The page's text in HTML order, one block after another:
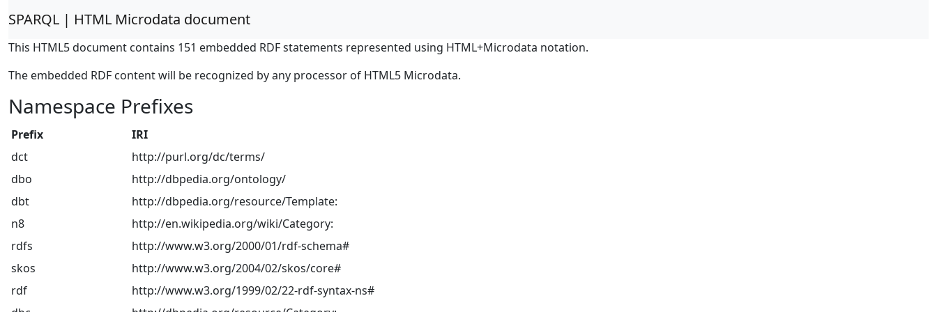
SPARQL | HTML Microdata document
This HTML5 document contains 151 embedded RDF statements represented using HTML+Microdata notation.
The embedded RDF content will be recognized by any processor of HTML5 Microdata.
Namespace Prefixes
Prefix
IRI
dct
http://purl.org/dc/terms/
dbo
http://dbpedia.org/ontology/
dbt
http://dbpedia.org/resource/Template:
n8
http://en.wikipedia.org/wiki/Category:
rdfs
http://www.w3.org/2000/01/rdf-schema#
skos
http://www.w3.org/2004/02/skos/core#
rdf
http://www.w3.org/1999/02/22-rdf-syntax-ns#